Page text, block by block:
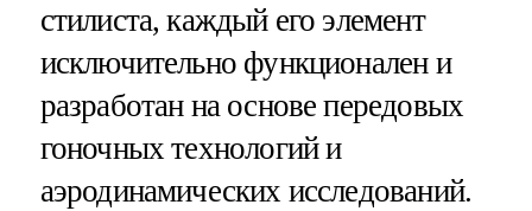
стилиста, каждый его элемент
исключительно функционален и
разработан на основе передовых
гоночных технологий и
аэродинамических исследований.